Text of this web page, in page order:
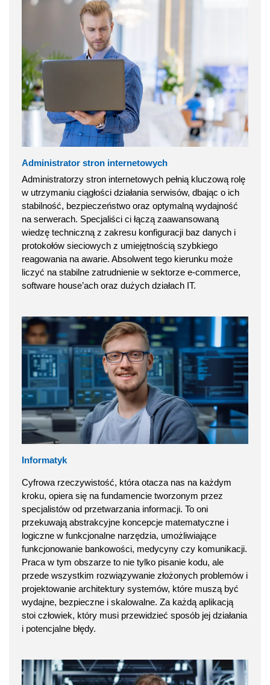
Administrator stron internetowych
Administratorzy stron internetowych pełnią kluczową rolę
w utrzymaniu ciągłości działania serwisów, dbając o ich
stabilność, bezpieczeństwo oraz optymalną wydajność
na serwerach. Specjaliści ci łączą zaawansowaną
wiedzę techniczną z zakresu konfiguracji baz danych i
protokołów sieciowych z umiejętnością szybkiego
reagowania na awarie. Absolwent tego kierunku może
liczyć na stabilne zatrudnienie w sektorze e-commerce,
software house’ach oraz dużych działach IT.
Informatyk
Cyfrowa rzeczywistość, która otacza nas na każdym
kroku, opiera się na fundamencie tworzonym przez
specjalistów od przetwarzania informacji. To oni
przekuwają abstrakcyjne koncepcje matematyczne i
logiczne w funkcjonalne narzędzia, umożliwiające
funkcjonowanie bankowości, medycyny czy komunikacji.
Praca w tym obszarze to nie tylko pisanie kodu, ale
przede wszystkim rozwiązywanie złożonych problemów i
projektowanie architektury systemów, które muszą być
wydajne, bezpieczne i skalowalne. Za każdą aplikacją
stoi człowiek, który musi przewidzieć sposób jej działania
i potencjalne błędy.